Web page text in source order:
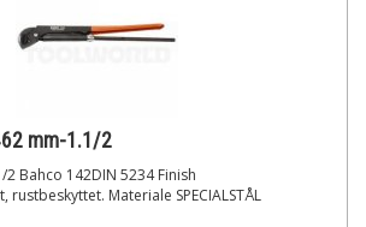
mm-1.1/2
Bahco 142DIN 5234 Finish
Materiale SPECIALSTÅL